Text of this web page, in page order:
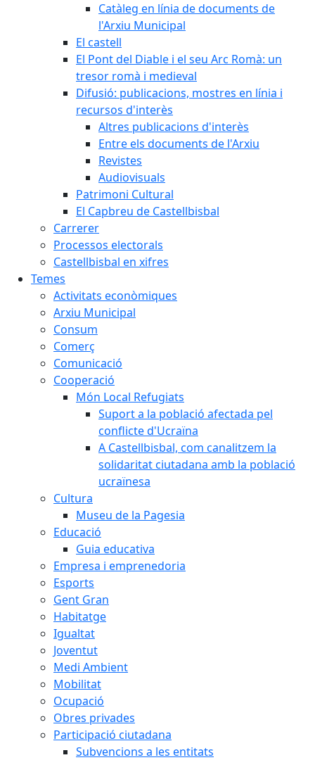
Catàleg en línia de documents de
l'Arxiu Municipal
El castell
El Pont del Diable i el seu Arc Romà: un
tresor romà i medieval
Difusió: publicacions, mostres en línia i
recursos d'interès
Altres publicacions d'interès
Entre els documents de l'Arxiu
Revistes
Audiovisuals
Patrimoni Cultural
El Capbreu de Castellbisbal
Carrerer
Processos electorals
Castellbisbal en xifres
Temes
Activitats econòmiques
Arxiu Municipal
Consum
Comerç
Comunicació
Cooperació
Món Local Refugiats
Suport a la població afectada pel
conflicte d'Ucraïna
A Castellbisbal, com canalitzem la
solidaritat ciutadana amb la població
ucraïnesa
Cultura
Museu de la Pagesia
Educació
Guia educativa
Empresa i emprenedoria
Esports
Gent Gran
Habitatge
Igualtat
Joventut
Medi Ambient
Mobilitat
Ocupació
Obres privades
Participació ciutadana
Subvencions a les entitats